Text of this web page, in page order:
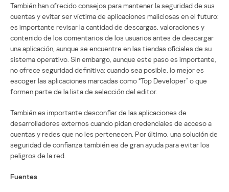
También han ofrecido consejos para mantener la seguridad de sus
cuentas y evitar ser víctima de aplicaciones maliciosas en el futuro:
es importante revisar la cantidad de descargas, valoraciones y
contenido de los comentarios de los usuarios antes de descargar
una aplicación, aunque se encuentre en las tiendas oficiales de su
sistema operativo. Sin embargo, aunque este paso es importante,
no ofrece seguridad definitiva: cuando sea posible, lo mejor es
escoger las aplicaciones marcadas como “Top Developer” o que
formen parte de la lista de selección del editor.
También es importante desconfiar de las aplicaciones de
desarrolladores externos cuando pidan credenciales de acceso a
cuentas y redes que no les pertenecen. Por último, una solución de
seguridad de confianza también es de gran ayuda para evitar los
peligros de la red.
Fuentes